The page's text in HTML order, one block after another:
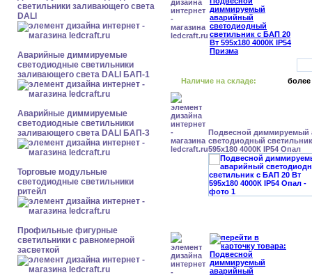
светильники заливающего света
DALI
Аварийные диммируемые
светодиодные светильники
заливающего света DALI БАП-1
Аварийные диммируемые
светодиодные светильники
заливающего света DALI БАП-3
Торговые модульные
светодиодные светильники
ритейл
Профильные фигурные
светильники с равномерной
засветкой
Наличие на складе: более
Подвесной диммируемый
светодиодный
595x180 4000К IP54 Опал